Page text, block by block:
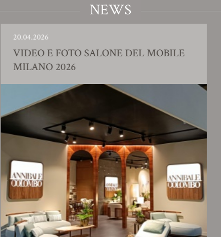
NEWS
E FOTO SALONE DEL MOBILE
2026